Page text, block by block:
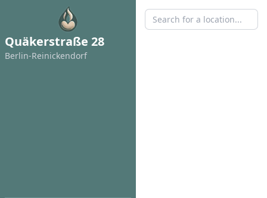
Quäkerstraße 28
Berlin-Reinickendorf